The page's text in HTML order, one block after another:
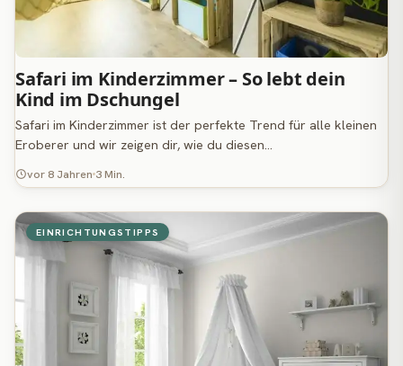
Safari im Kinderzimmer – So lebt dein
Kind im Dschungel
Safari im Kinderzimmer ist der perfekte Trend für alle kleinen
Eroberer und wir zeigen dir, wie du diesen…
vor 8 Jahren 3 Min.
EINRICHTUNGSTIPPS